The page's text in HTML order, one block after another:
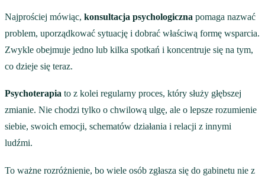
Najprościej mówiąc, konsultacja psychologiczna pomaga nazwać
problem, uporządkować sytuację i dobrać właściwą formę wsparcia.
Zwykle obejmuje jedno lub kilka spotkań i koncentruje się na tym,
co dzieje się teraz.
Psychoterapia to z kolei regularny proces, który służy głębszej
zmianie. Nie chodzi tylko o chwilową ulgę, ale o lepsze rozumienie
siebie, swoich emocji, schematów działania i relacji z innymi
ludźmi.
To ważne rozróżnienie, bo wiele osób zgłasza się do gabinetu nie z